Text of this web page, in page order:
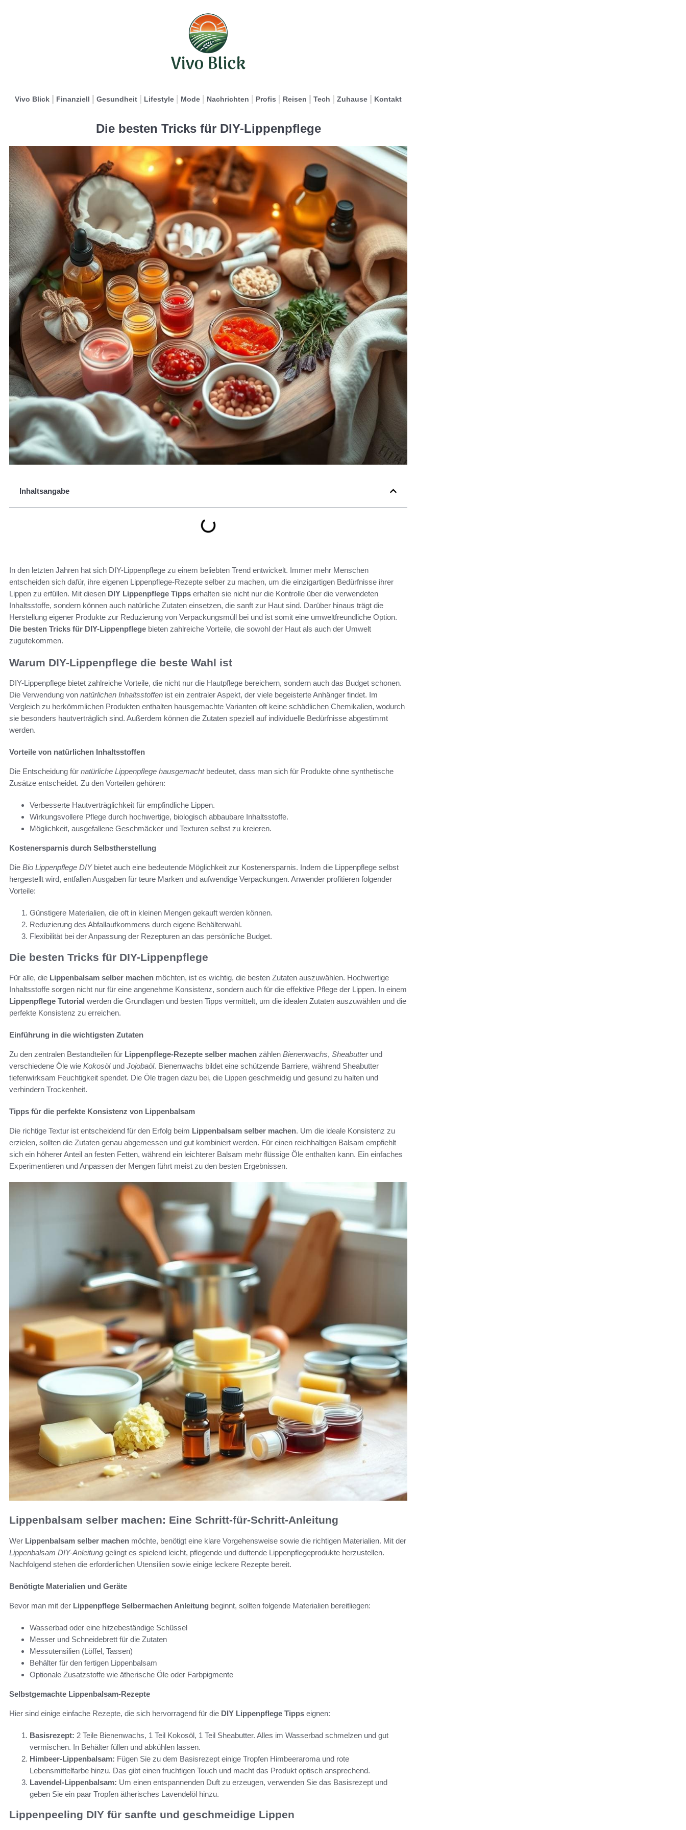
Vivo Blick Finanziell Gesundheit Lifestyle Mode Nachrichten Profis Reisen Tech Zuhause Kontakt
Die besten Tricks für DIY-Lippenpflege
Inhaltsangabe
In den letzten Jahren hat sich DIY-Lippenpflege zu einem beliebten Trend entwickelt. Immer mehr Menschen
entscheiden sich dafür, ihre eigenen Lippenpflege-Rezepte selber zu machen, um die einzigartigen Bedürfnisse ihrer
Lippen zu erfüllen. Mit diesen DIY Lippenpflege Tipps erhalten sie nicht nur die Kontrolle über die verwendeten
Inhaltsstoffe, sondern können auch natürliche Zutaten einsetzen, die sanft zur Haut sind. Darüber hinaus trägt die
Herstellung eigener Produkte zur Reduzierung von Verpackungsmüll bei und ist somit eine umweltfreundliche Option.
Die besten Tricks für DIY-Lippenpflege bieten zahlreiche Vorteile, die sowohl der Haut als auch der Umwelt
zugutekommen.
Warum DIY-Lippenpflege die beste Wahl ist
DIY-Lippenpflege bietet zahlreiche Vorteile, die nicht nur die Hautpflege bereichern, sondern auch das Budget schonen.
Die Verwendung von natürlichen Inhaltsstoffen ist ein zentraler Aspekt, der viele begeisterte Anhänger findet. Im
Vergleich zu herkömmlichen Produkten enthalten hausgemachte Varianten oft keine schädlichen Chemikalien, wodurch
sie besonders hautverträglich sind. Außerdem können die Zutaten speziell auf individuelle Bedürfnisse abgestimmt
werden.
Vorteile von natürlichen Inhaltsstoffen
Die Entscheidung für natürliche Lippenpflege hausgemachtbedeutet, dass man sich für Produkte ohne synthetische
Zusätze entscheidet. Zu den Vorteilen gehören:
Verbesserte Hautverträglichkeit für empfindliche Lippen.
Wirkungsvollere Pflege durch hochwertige, biologisch abbaubare Inhaltsstoffe.
Möglichkeit, ausgefallene Geschmäcker und Texturen selbst zu kreieren.
Kostenersparnis durch Selbstherstellung
Die Bio Lippenpflege DIYbietet auch eine bedeutende Möglichkeit zur Kostenersparnis. Indem die Lippenpflege selbst
hergestellt wird, entfallen Ausgaben für teure Marken und aufwendige Verpackungen. Anwender profitieren folgender
Vorteile:
Günstigere Materialien, die oft in kleinen Mengen gekauft werden können.
Reduzierung des Abfallaufkommens durch eigene Behälterwahl.
Flexibilität bei der Anpassung der Rezepturen an das persönliche Budget.
Die besten Tricks für DIY-Lippenpflege
Für alle, die Lippenbalsam selber machen möchten, ist es wichtig, die besten Zutaten auszuwählen. Hochwertige
Inhaltsstoffe sorgen nicht nur für eine angenehme Konsistenz, sondern auch für die effektive Pflege der Lippen. In einem
Lippenpflege Tutorial werden die Grundlagen und besten Tipps vermittelt, um die idealen Zutaten auszuwählen und die
perfekte Konsistenz zu erreichen.
Einführung in die wichtigsten Zutaten
Zu den zentralen Bestandteilen für Lippenpflege-Rezepte selber machen zählen Bienenwachs, Sheabutterund
verschiedene Öle wie Kokosölund Jojobaöl. Bienenwachs bildet eine schützende Barriere, während Sheabutter
tiefenwirksam Feuchtigkeit spendet. Die Öle tragen dazu bei, die Lippen geschmeidig und gesund zu halten und
verhindern Trockenheit.
Tipps für die perfekte Konsistenz von Lippenbalsam
Die richtige Textur ist entscheidend für den Erfolg beim Lippenbalsam selber machen. Um die ideale Konsistenz zu
erzielen, sollten die Zutaten genau abgemessen und gut kombiniert werden. Für einen reichhaltigen Balsam empfiehlt
sich ein höherer Anteil an festen Fetten, während ein leichterer Balsam mehr flüssige Öle enthalten kann. Ein einfaches
Experimentieren und Anpassen der Mengen führt meist zu den besten Ergebnissen.
Lippenbalsam selber machen: Eine Schritt-für-Schritt-Anleitung
Wer Lippenbalsam selber machen möchte, benötigt eine klare Vorgehensweise sowie die richtigen Materialien. Mit der
Lippenbalsam DIY-Anleitung gelingt es spielend leicht, pflegende und duftende Lippenpflegeprodukte herzustellen.
Nachfolgend stehen die erforderlichen Utensilien sowie einige leckere Rezepte bereit.
Benötigte Materialien und Geräte
Bevor man mit der Lippenpflege Selbermachen Anleitung beginnt, sollten folgende Materialien bereitliegen:
Wasserbad oder eine hitzebeständige Schüssel
Messer und Schneidebrett für die Zutaten
Messutensilien (Löffel, Tassen)
Behälter für den fertigen Lippenbalsam
Optionale Zusatzstoffe wie ätherische Öle oder Farbpigmente
Selbstgemachte Lippenbalsam-Rezepte
Hier sind einige einfache Rezepte, die sich hervorragend für die DIY Lippenpflege Tipps eignen:
Basisrezept: 2 Teile Bienenwachs, 1 Teil Kokosöl, 1 Teil Sheabutter. Alles im Wasserbad schmelzen und gut
vermischen. In Behälter füllen und abkühlen lassen.
Himbeer-Lippenbalsam: Fügen Sie zu dem Basisrezept einige Tropfen Himbeeraroma und rote
Lebensmittelfarbe hinzu. Das gibt einen fruchtigen Touch und macht das Produkt optisch ansprechend.
Lavendel-Lippenbalsam: Um einen entspannenden Duft zu erzeugen, verwenden Sie das Basisrezept und
geben Sie ein paar Tropfen ätherisches Lavendelöl hinzu.
Lippenpeeling DIY für sanfte und geschmeidige Lippen